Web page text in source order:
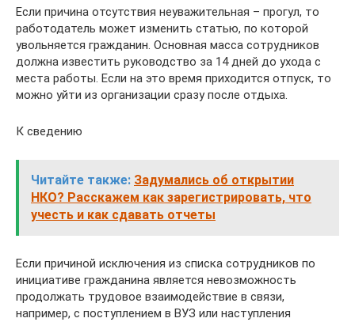
Если причина отсутствия неуважительная – прогул, то
работодатель может изменить статью, по которой
увольняется гражданин. Основная масса сотрудников
должна известить руководство за 14 дней до ухода с
места работы. Если на это время приходится отпуск, то
можно уйти из организации сразу после отдыха.
К сведению
Читайте также: Задумались об открытии
НКО? Расскажем как зарегистрировать, что
учесть и как сдавать отчеты
Если причиной исключения из списка сотрудников по
инициативе гражданина является невозможность
продолжать трудовое взаимодействие в связи,
например, с поступлением в ВУЗ или наступления